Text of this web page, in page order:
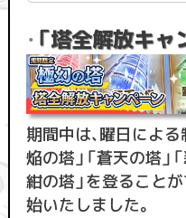
・ 「塔全解放キャ
期間中は、曜日によ
焔の塔」「蒼天の塔」
紺の塔」を登ること
始いたしました。